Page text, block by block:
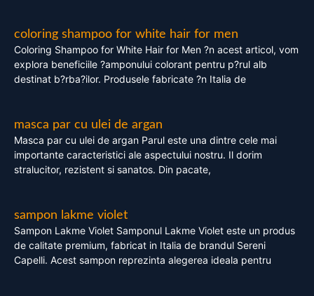
coloring shampoo for white hair for men
Coloring Shampoo for White Hair for Men ?n acest articol, vom
explora beneficiile ?amponului colorant pentru p?rul alb
destinat b?rba?ilor. Produsele fabricate ?n Italia de
masca par cu ulei de argan
Masca par cu ulei de argan Parul este una dintre cele mai
importante caracteristici ale aspectului nostru. Il dorim
stralucitor, rezistent si sanatos. Din pacate,
sampon lakme violet
Sampon Lakme Violet Samponul Lakme Violet este un produs
de calitate premium, fabricat in Italia de brandul Sereni
Capelli. Acest sampon reprezinta alegerea ideala pentru